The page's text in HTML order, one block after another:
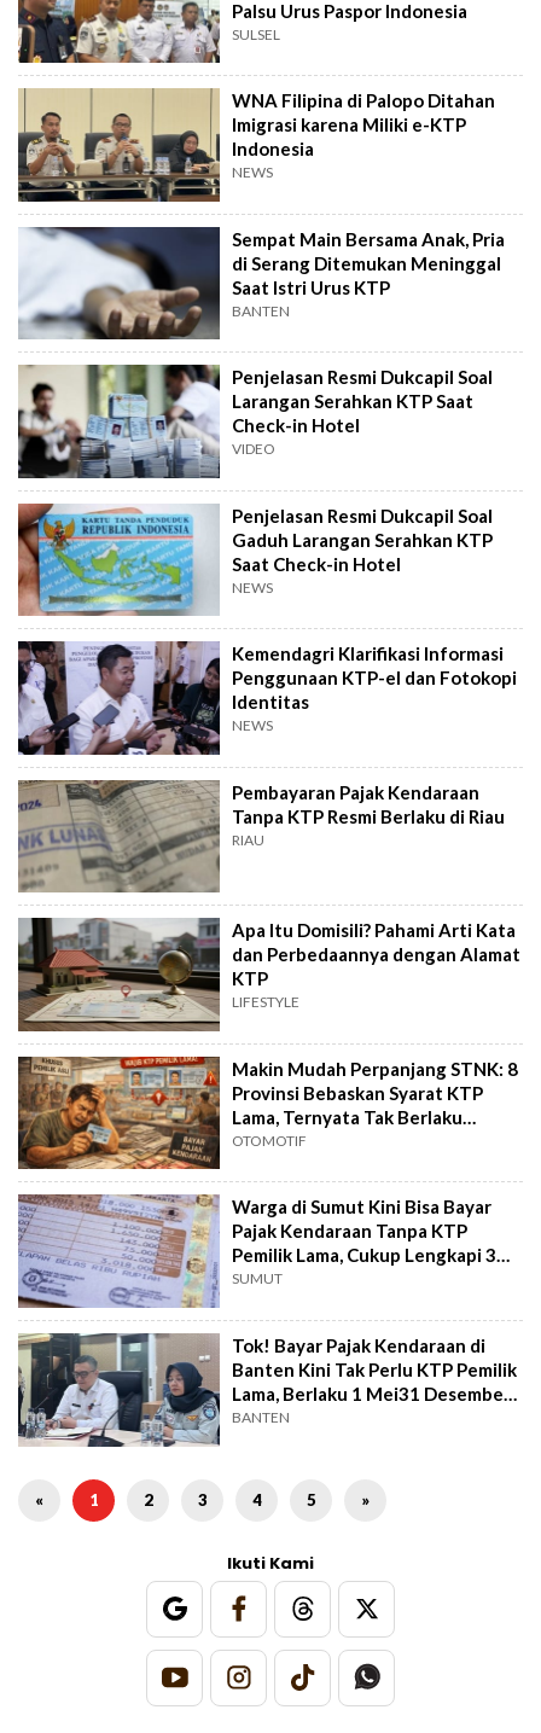
Palsu Urus Paspor Indonesia
SULSEL
WNA Filipina di Palopo Ditahan
Imigrasi karena Miliki e-KTP
Indonesia
NEWS
Sempat Main Bersama Anak, Pria
di Serang Ditemukan Meninggal
Saat Istri Urus KTP
BANTEN
Penjelasan Resmi Dukcapil Soal
Larangan Serahkan KTP Saat
Check-in Hotel
VIDEO
Penjelasan Resmi Dukcapil Soal
Gaduh Larangan Serahkan KTP
Saat Check-in Hotel
NEWS
Kemendagri Klarifikasi Informasi
Penggunaan KTP-el dan Fotokopi
Identitas
NEWS
Pembayaran Pajak Kendaraan
Tanpa KTP Resmi Berlaku di Riau
RIAU
Apa Itu Domisili? Pahami Arti Kata
dan Perbedaannya dengan Alamat
KTP
LIFESTYLE
Makin Mudah Perpanjang STNK: 8
Provinsi Bebaskan Syarat KTP
Lama, Ternyata Tak Berlaku
Seumur Hidup
OTOMOTIF
Warga di Sumut Kini Bisa Bayar
Pajak Kendaraan Tanpa KTP
Pemilik Lama, Cukup Lengkapi 3
Syarat Ini
SUMUT
Tok! Bayar Pajak Kendaraan di
Banten Kini Tak Perlu KTP Pemilik
Lama, Berlaku 1 Mei31 Desember
2026
BANTEN
« 1 2 3 4 5 »
Ikuti Kami